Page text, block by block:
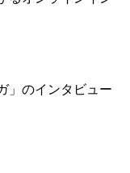
のインタビュー